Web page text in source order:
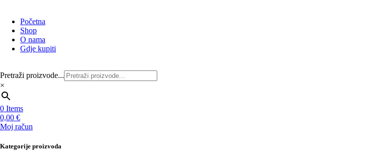
Početna
Shop
O nama
Gdje kupiti
Pretraži proizvode...
×
0 Items
0,00 €
Moj račun
Kategorije proizvoda